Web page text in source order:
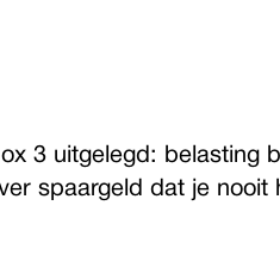
3 uitgelegd: belasting
spaargeld dat je nooit